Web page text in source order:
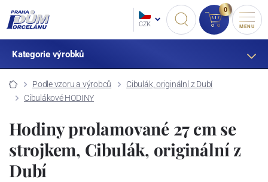
CZK
0
MENU
Kategorie výrobků
Podle vzoru a výrobců
Cibulák, originální z Dubí
Cibulákové HODINY
Hodiny prolamované 27 cm se
strojkem, Cibulák, originální z
Dubí